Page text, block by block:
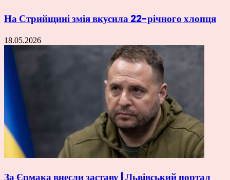
На Стрийщині змія вкусила 22-річного хлопця
18.05.2026
За Єрмака внесли заставу | Львівський портал